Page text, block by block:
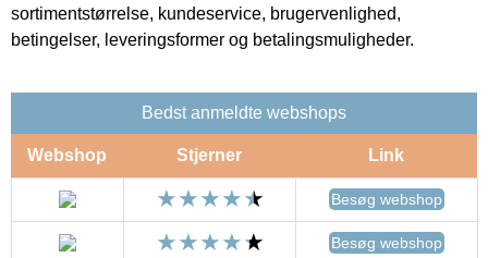
sortimentstørrelse, kundeservice, brugervenlighed,
betingelser, leveringsformer og betalingsmuligheder.
Bedst anmeldte webshops
Webshop Stjerner Link
Besøg webshop
Besøg webshop